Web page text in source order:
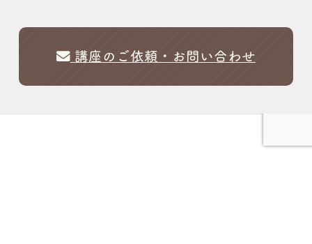
講座のご依頼・お問い合わせ